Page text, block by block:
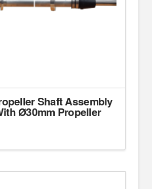
Shaft Assembly
Ø30mm Propeller